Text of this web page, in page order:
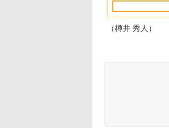
512GB SSD、1080p
FaceTime HDカメ
ラ、Touch ID - イン
（樽井 秀人）